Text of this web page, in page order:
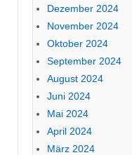
Dezember 2024
November 2024
Oktober 2024
September 2024
August 2024
Juni 2024
Mai 2024
April 2024
März 2024